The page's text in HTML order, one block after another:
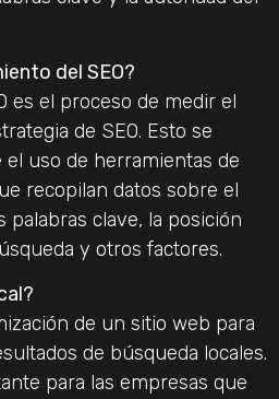
del SEO?
es el proceso de medir el
de SEO. Esto se
uso de herramientas de
recopilan datos sobre el
palabras clave, la posición
y otros factores.
de un sitio web para
de búsqueda locales.
para las empresas que